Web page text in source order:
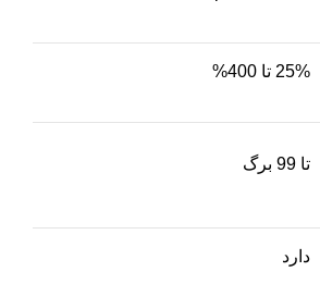
25% تا 400%
تا 99 برگ
دارد